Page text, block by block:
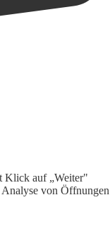
Klick auf „Weiter"
von Öffnungen